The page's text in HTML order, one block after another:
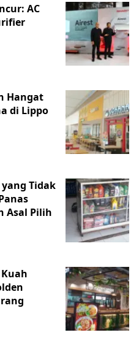
AC
Hangat
di Lippo
Tidak
Asal Pilih